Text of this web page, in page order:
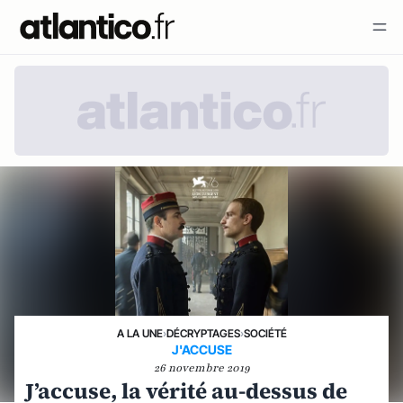
A LA UNE›DÉCRYPTAGES›SOCIÉTÉ
J'ACCUSE
26 novembre 2019
J’accuse, la vérité au-dessus de